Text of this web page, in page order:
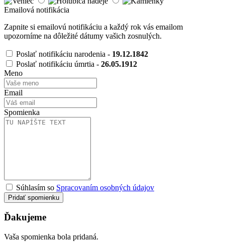
Emailová notifikácia
Zapnite si emailovú notifikáciu a každý rok vás emailom
upozorníme na dôležité dátumy vašich zosnulých.
Poslať notifikáciu narodenia - 19.12.1842
Poslať notifikáciu úmrtia - 26.05.1912
Meno
Email
Spomienka
Súhlasím so Spracovaním osobných údajov
Pridať spomienku
Ďakujeme
Vaša spomienka bola pridaná.